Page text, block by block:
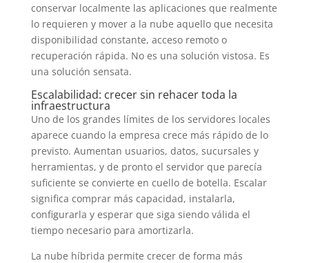
conservar localmente las aplicaciones que realmente
lo requieren y mover a la nube aquello que necesita
disponibilidad constante, acceso remoto o
recuperación rápida. No es una solución vistosa. Es
una solución sensata.
Escalabilidad: crecer sin rehacer toda la
infraestructura
Uno de los grandes límites de los servidores locales
aparece cuando la empresa crece más rápido de lo
previsto. Aumentan usuarios, datos, sucursales y
herramientas, y de pronto el servidor que parecía
suficiente se convierte en cuello de botella. Escalar
significa comprar más capacidad, instalarla,
configurarla y esperar que siga siendo válida el
tiempo necesario para amortizarla.
La nube híbrida permite crecer de forma más